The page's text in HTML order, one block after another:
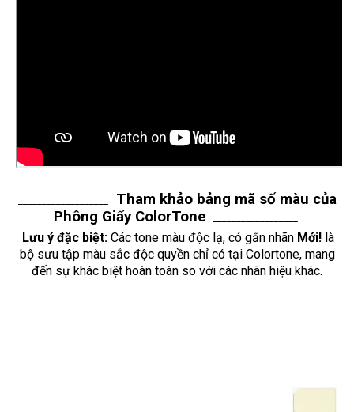
Tham khảo bảng mã số màu của
Phông Giấy ColorTone
Lưu ý đặc biệt: Các tone màu độc lạ, có gắn nhãn Mới! là
bộ sưu tập màu sắc độc quyền chỉ có tại Colortone, mang
đến sự khác biệt hoàn toàn so với các nhãn hiệu khác.